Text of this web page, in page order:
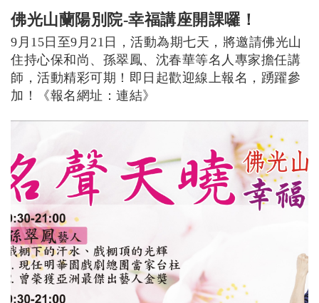
佛光山蘭陽別院-幸福講座開課囉！
9月15日至9月21日，活動為期七天，將邀請佛光山
住持心保和尚、孫翠鳳、沈春華等名人專家擔任講
師，活動精彩可期！即日起歡迎線上報名，踴躍參
加！《報名網址： 連結》